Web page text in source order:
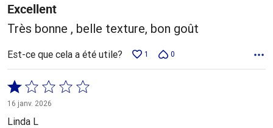
Excellent
Très bonne , belle texture, bon goût
Est-ce que cela a été utile? 1 0
Coté
1 sur
5
16 janv. 2026
Linda L